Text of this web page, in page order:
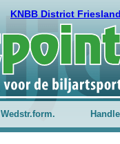
KNBB District
Wedstr.form.